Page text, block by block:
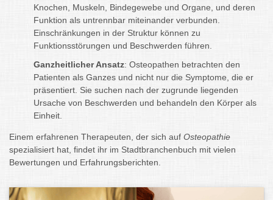
Knochen, Muskeln, Bindegewebe und Organe, und deren
Funktion als untrennbar miteinander verbunden.
Einschränkungen in der Struktur können zu
Funktionsstörungen und Beschwerden führen.
Ganzheitlicher Ansatz: Osteopathen betrachten den
Patienten als Ganzes und nicht nur die Symptome, die er
präsentiert. Sie suchen nach der zugrunde liegenden
Ursache von Beschwerden und behandeln den Körper als
Einheit.
Einem erfahrenen Therapeuten, der sich auf Osteopathie
spezialisiert hat, findet ihr im Stadtbranchenbuch mit vielen
Bewertungen und Erfahrungsberichten.